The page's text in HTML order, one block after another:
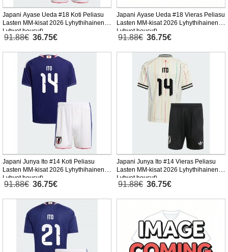
Japani Ayase Ueda #18 Koti Peliasu
Lasten MM-kisat 2026 Lyhythihainen (+
Lyhyet housut)
91.88€ 36.75€
Japani Ayase Ueda #18 Vieras Peliasu
Lasten MM-kisat 2026 Lyhythihainen (+
Lyhyet housut)
91.88€ 36.75€
Japani Junya Ito #14 Koti Peliasu
Lasten MM-kisat 2026 Lyhythihainen (+
Lyhyet housut)
91.88€ 36.75€
Japani Junya Ito #14 Vieras Peliasu
Lasten MM-kisat 2026 Lyhythihainen (+
Lyhyet housut)
91.88€ 36.75€